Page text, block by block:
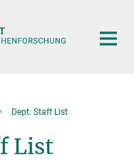
Dept. Staff List
List